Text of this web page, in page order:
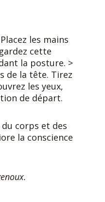
les mains
cette
la posture. >
de la tête. Tirez
les yeux,
de départ.
corps et des
la conscience